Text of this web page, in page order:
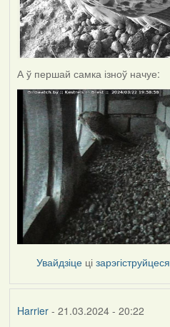
А ў першай самка ізноў начуе:
Увайдзіце цізарэгіструйцеся
Harrier- 21.03.2024 - 20:22